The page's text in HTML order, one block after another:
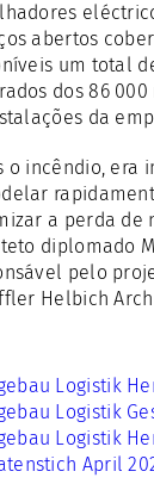
abertos
um total
dos 86
da
o incêndio, era
a perda de
diplomado
pelo
Helbich